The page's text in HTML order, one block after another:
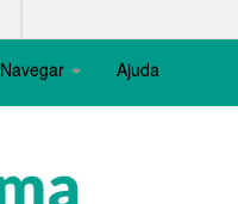
Navegar Ajuda